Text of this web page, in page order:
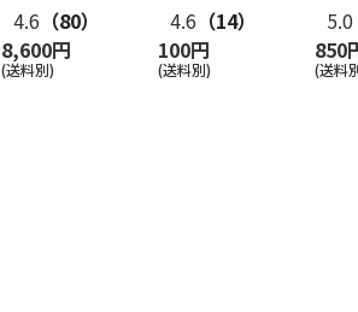
4.6 （80）
8,600円
(送料別)
4.6 （14）
100円
(送料別)
5.0
850
(送料